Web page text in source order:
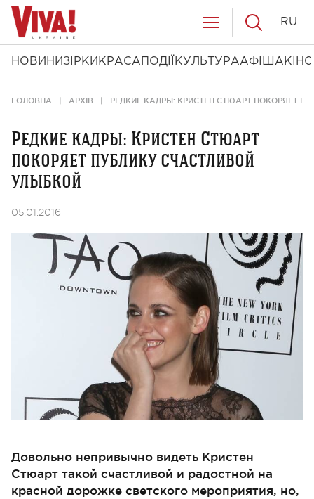
НОВИНИ ЗІРКИ КРАСА ПОДІЇ КУЛЬТУРААФІША КІНО
RU
ГОЛОВНА АРХІВ РЕДКИЕ КАДРЫ: КРИСТЕН СТЮАРТ ПОКОРЯЕТ
Редкие кадры: Кристен Стюарт
покоряет публику счастливой
улыбкой
05.01.2016
Довольно непривычно видеть Кристен
Стюарт такой счастливой и радостной на
красной дорожке светского мероприятия, но,